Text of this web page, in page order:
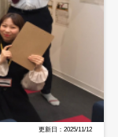
更新日：2025/11/12